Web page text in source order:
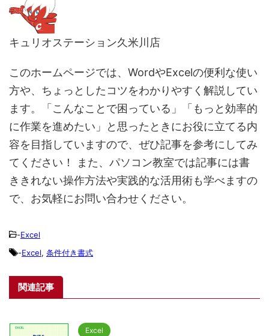
キュリオステーション久米川店
このホームページでは、WordやExcelの便利な使い
方や、ちょっとしたコツをわかりやすく解説してい
ます。「こんなことで困っている」「もっと効率的
に作業を進めたい」と思ったときにお役に立てる内
容を目指していますので、ぜひ記事を参考にしてみ
てください！ また、パソコン教室では記事には書
ききれない操作方法や実践的な活用術も学べますの
で、お気軽にお問い合わせください。
-Excel
-Excel, 条件付き書式
関連記事
Excel